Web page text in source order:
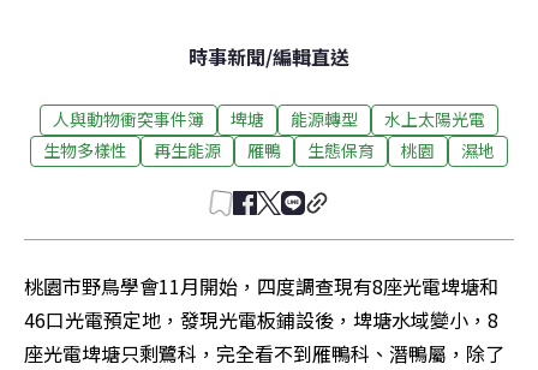
時事新聞/編輯直送
人與動物衝突事件簿 埤塘 能源轉型
水上太陽光電
生物多樣性
再生能源 雁鴨 生態保育 桃園 濕地
桃園市野鳥學會11月開始，四度調查現有8座光電埤塘和
46口光電預定地，發現光電板鋪設後，埤塘水域變小，8
座光電埤塘只剩鷺科，完全看不到雁鴨科、潛鴨屬，除了